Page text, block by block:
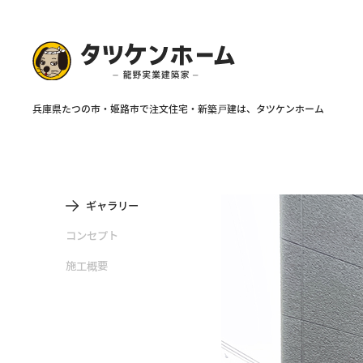
ギャラリー
コンセプト
施工概要